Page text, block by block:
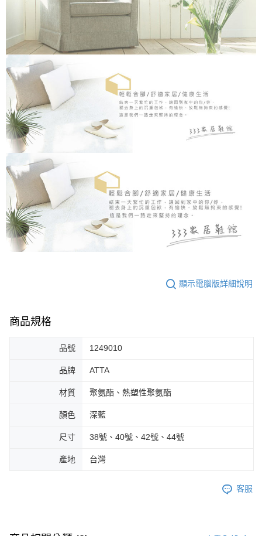
顯示電腦版詳細說明
商品規格
品號 1249010
品牌 ATTA
材質 聚氨酯、熱塑性聚氨酯
顏色 深藍
尺寸 38號、40號、42號、44號
產地 台灣
客服